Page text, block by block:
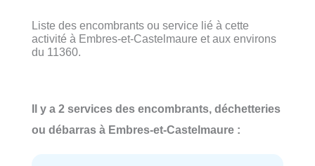
Liste des encombrants ou service lié à cette
activité à Embres-et-Castelmaure et aux environs
du 11360.
Il y a 2 services des encombrants, déchetteries
ou débarras à Embres-et-Castelmaure :